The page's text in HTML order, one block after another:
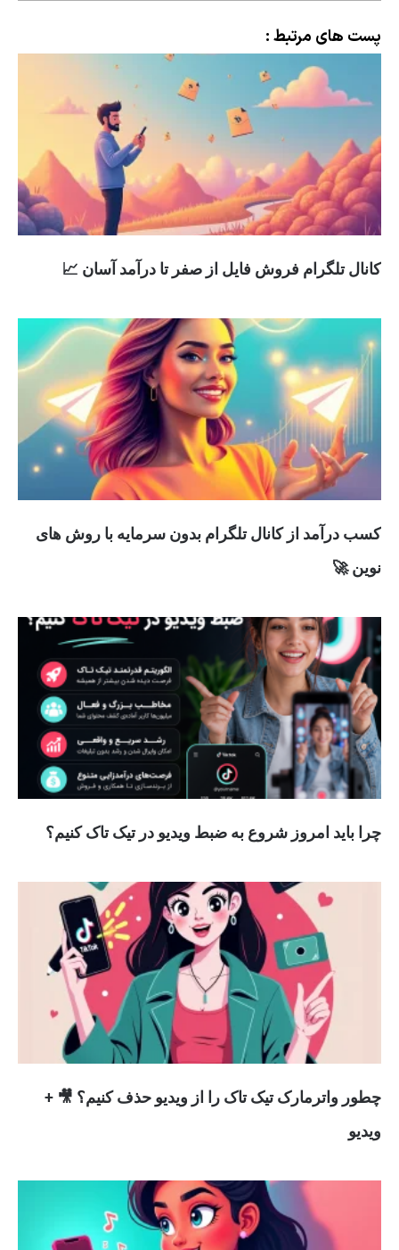
پست های مرتبط :
کانال تلگرام فروش فایل از صفر تا درآمد آسان 📈
کسب درآمد از کانال تلگرام بدون سرمایه با روش های
نوین 🚀
چرا باید امروز شروع به ضبط ویدیو در تیک تاک کنیم؟
چطور واترمارک تیک تاک را از ویدیو حذف کنیم؟ 🎥 +
ویدیو